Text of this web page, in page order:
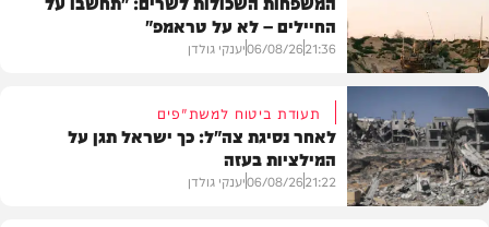
חדשות
צבא וביטחון
החיילים – לא על טראמפ"
21:36
06/08/26יענקי גולדן
תעודת ביטוח למשת"פים
לאחר נסיגת צה"ל: כך ישראל תגן על
המילציות בעזה
21:22
06/08/26יענקי גולדן